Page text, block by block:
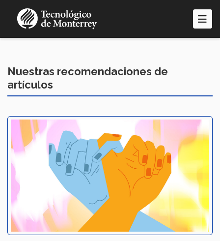
contenido
Nuestras recomendaciones de
artículos